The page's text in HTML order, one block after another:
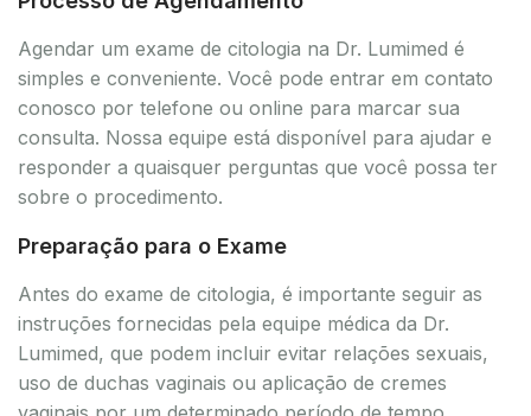
Agendar um exame de citologia na Dr. Lumimed é
simples e conveniente. Você pode entrar em contato
conosco por telefone ou online para marcar sua
consulta. Nossa equipe está disponível para ajudar e
responder a quaisquer perguntas que você possa ter
sobre o procedimento.
Preparação para o Exame
Antes do exame de citologia, é importante seguir as
instruções fornecidas pela equipe médica da Dr.
Lumimed, que podem incluir evitar relações sexuais,
uso de duchas vaginais ou aplicação de cremes